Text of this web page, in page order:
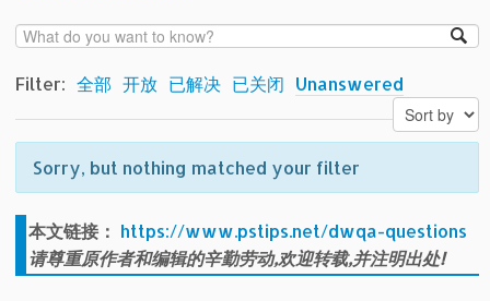
Filter: 全部 开放 已解决 已关闭 Unanswered
Sorry, but nothing matched your filter
本文链接： https://www.pstips.net/dwqa-questions
请尊重原作者和编辑的辛勤劳动,欢迎转载,并注明出处!